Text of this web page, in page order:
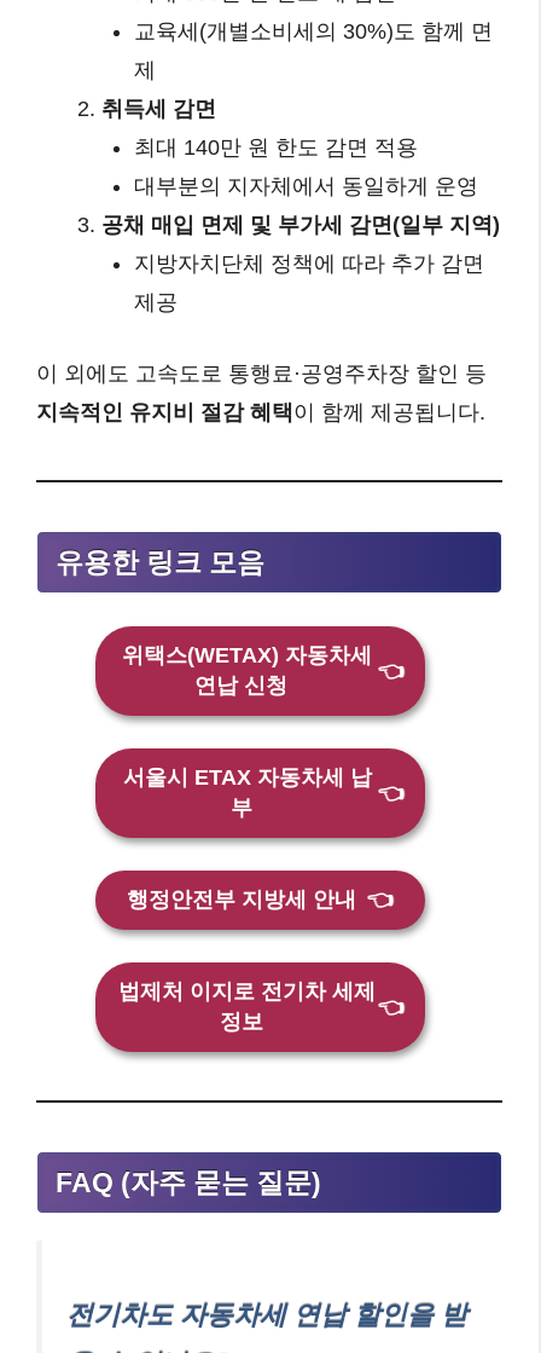
교육세(개별소비세의 30%)도 함께 면
제
취득세 감면
최대 140만 원 한도 감면 적용
대부분의 지자체에서 동일하게 운영
공채 매입 면제 및 부가세 감면(일부 지역)
지방자치단체 정책에 따라 추가 감면
제공
이 외에도 고속도로 통행료·공영주차장 할인 등
지속적인 유지비 절감 혜택이 함께 제공됩니다.
유용한 링크 모음
위택스(WETAX) 자동차세
연납 신청
👈
서울시 ETAX 자동차세 납
부
👈
행정안전부 지방세 안내👈
법제처 이지로 전기차 세제
정보
👈
FAQ (자주 묻는 질문)
전기차도 자동차세 연납 할인을 받